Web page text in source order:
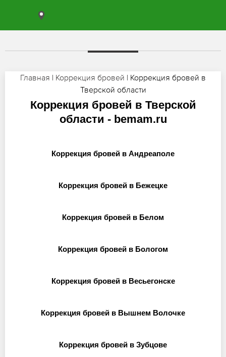
Главная | Коррекция бровей | Коррекция бровей в
Тверской области
Коррекция бровей в Тверской
области - bemam.ru
Коррекция бровей в Андреаполе
Коррекция бровей в Бежецке
Коррекция бровей в Белом
Коррекция бровей в Бологом
Коррекция бровей в Весьегонске
Коррекция бровей в Вышнем Волочке
Коррекция бровей в Зубцове